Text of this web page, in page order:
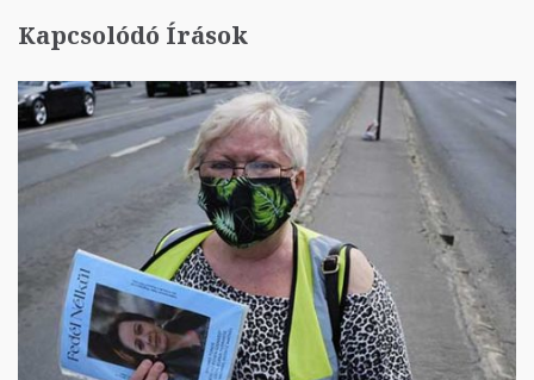
Kapcsolódó Írások